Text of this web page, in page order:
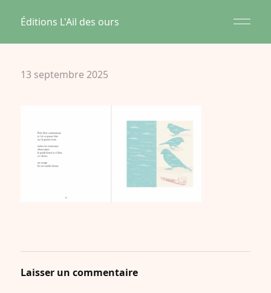
Éditions L'Ail des ours
13 septembre 2025
Laisser un commentaire